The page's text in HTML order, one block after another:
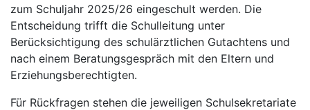
zum Schuljahr 2025/26 eingeschult werden. Die
Entscheidung trifft die Schulleitung unter
Berücksichtigung des schulärztlichen Gutachtens und
nach einem Beratungsgespräch mit den Eltern und
Erziehungsberechtigten.
Für Rückfragen stehen die jeweiligen Schulsekretariate